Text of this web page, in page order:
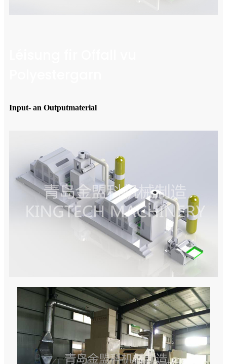
Input- an Outputmaterial